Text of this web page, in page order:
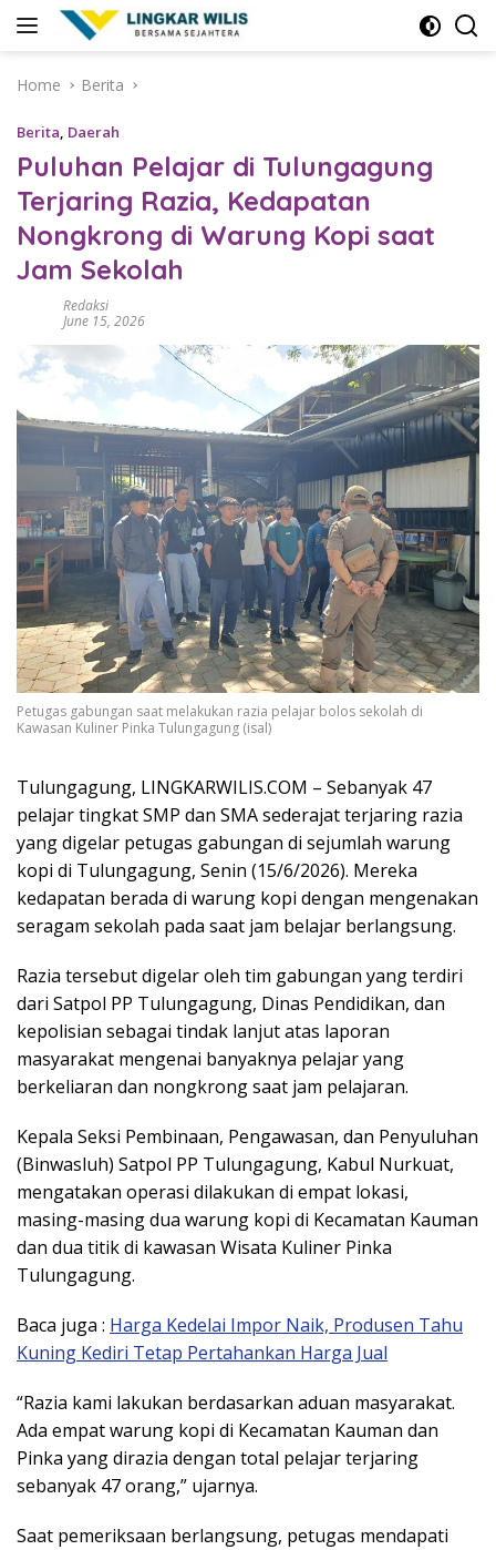
Home
Berita
Berita, Daerah
Puluhan Pelajar di Tulungagung
Terjaring Razia, Kedapatan
Nongkrong di Warung Kopi saat
Jam Sekolah
Redaksi
June 15, 2026
Petugas gabungan saat melakukan razia pelajar bolos sekolah di
Kawasan Kuliner Pinka Tulungagung (isal)
Tulungagung, LINGKARWILIS.COM – Sebanyak 47
pelajar tingkat SMP dan SMA sederajat terjaring razia
yang digelar petugas gabungan di sejumlah warung
kopi di Tulungagung, Senin (15/6/2026). Mereka
kedapatan berada di warung kopi dengan mengenakan
seragam sekolah pada saat jam belajar berlangsung.
Razia tersebut digelar oleh tim gabungan yang terdiri
dari Satpol PP Tulungagung, Dinas Pendidikan, dan
kepolisian sebagai tindak lanjut atas laporan
masyarakat mengenai banyaknya pelajar yang
berkeliaran dan nongkrong saat jam pelajaran.
Kepala Seksi Pembinaan, Pengawasan, dan Penyuluhan
(Binwasluh) Satpol PP Tulungagung, Kabul Nurkuat,
mengatakan operasi dilakukan di empat lokasi,
masing-masing dua warung kopi di Kecamatan Kauman
dan dua titik di kawasan Wisata Kuliner Pinka
Tulungagung.
Baca juga : Harga Kedelai Impor Naik, Produsen Tahu
Kuning Kediri Tetap Pertahankan Harga Jual
“Razia kami lakukan berdasarkan aduan masyarakat.
Ada empat warung kopi di Kecamatan Kauman dan
Pinka yang dirazia dengan total pelajar terjaring
sebanyak 47 orang,” ujarnya.
Saat pemeriksaan berlangsung, petugas mendapati